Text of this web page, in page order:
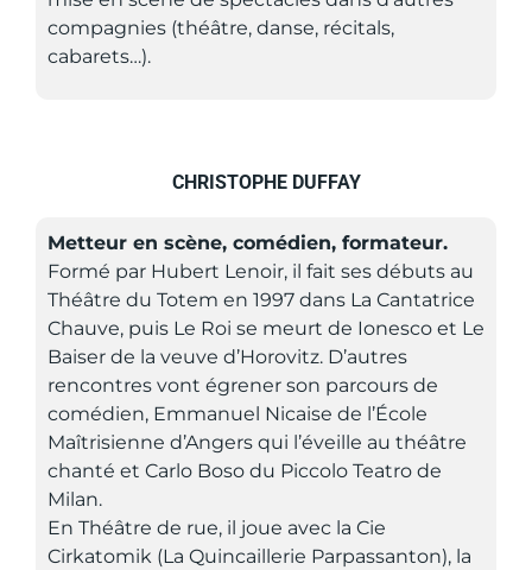
compagnies (théâtre, danse, récitals,
cabarets…).
CHRISTOPHE DUFFAY
Metteur en scène, comédien, formateur.
Formé par Hubert Lenoir, il fait ses débuts au
Théâtre du Totem en 1997 dans La Cantatrice
Chauve, puis Le Roi se meurt de Ionesco et Le
Baiser de la veuve d’Horovitz. D’autres
rencontres vont égrener son parcours de
comédien, Emmanuel Nicaise de l’École
Maîtrisienne d’Angers qui l’éveille au théâtre
chanté et Carlo Boso du Piccolo Teatro de
Milan.
En Théâtre de rue, il joue avec la Cie
Cirkatomik (La Quincaillerie Parpassanton), la